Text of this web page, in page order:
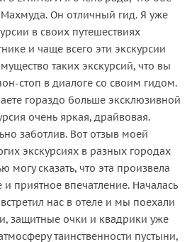
Он отличный гид. Я уже
в своих путешествиях
и чаще всего эти экскурсии
таких экскурсий, что вы
стоп в диалоге со своим гидом.
гораздо больше эксклюзивной
очень яркая, драйвовая.
заботлив. Вот отзыв моей
экскурсиях в разных городах
могу сказать, что эта произвела
приятное впечатление. Началась
нас в отеле и мы поехали
защитные очки и квадрики уже
таинственности пустыни,